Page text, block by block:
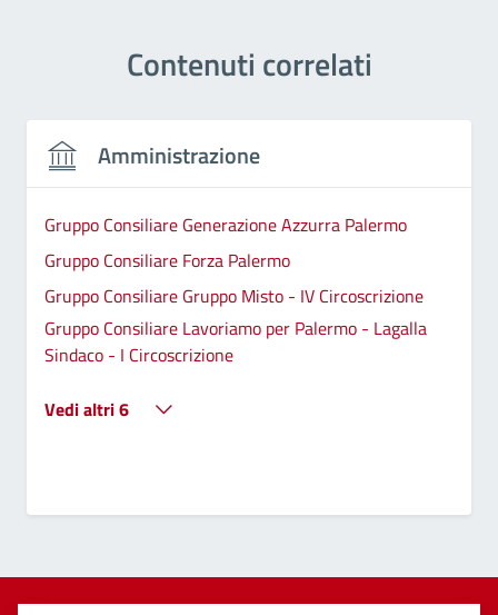
Contenuti correlati
Amministrazione
Gruppo Consiliare Generazione Azzurra Palermo
Gruppo Consiliare Forza Palermo
Gruppo Consiliare Gruppo Misto - IV Circoscrizione
Gruppo Consiliare Lavoriamo per Palermo - Lagalla
Sindaco - I Circoscrizione
Vedi altri 6